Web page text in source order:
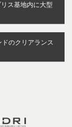
ス基地内に大型
ドのクリアランス